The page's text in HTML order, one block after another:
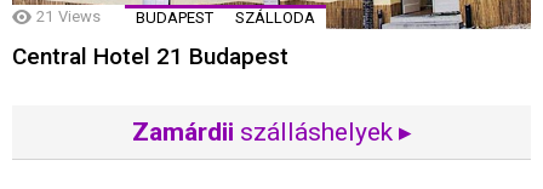
21 Views BUDAPEST SZÁLLODA
Central Hotel 21 Budapest
Zamárdii szálláshelyek ▸